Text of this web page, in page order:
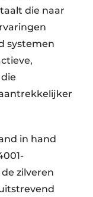
die naar
systemen
in hand
zilveren